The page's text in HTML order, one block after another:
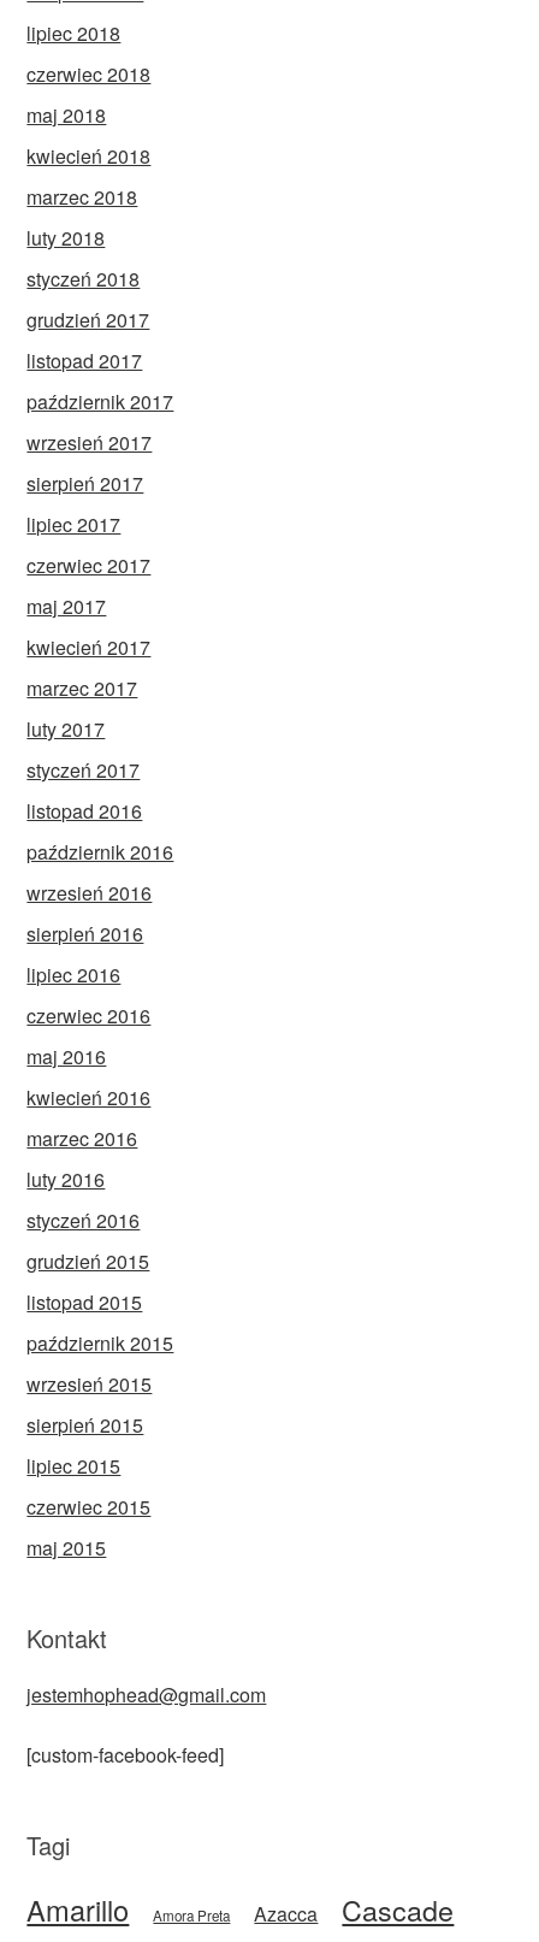
lipiec 2018
czerwiec 2018
maj 2018
kwiecień 2018
marzec 2018
luty 2018
styczeń 2018
grudzień 2017
listopad 2017
październik 2017
wrzesień 2017
sierpień 2017
lipiec 2017
czerwiec 2017
maj 2017
kwiecień 2017
marzec 2017
luty 2017
styczeń 2017
listopad 2016
październik 2016
wrzesień 2016
sierpień 2016
lipiec 2016
czerwiec 2016
maj 2016
kwiecień 2016
marzec 2016
luty 2016
styczeń 2016
grudzień 2015
listopad 2015
październik 2015
wrzesień 2015
sierpień 2015
lipiec 2015
czerwiec 2015
maj 2015
Kontakt
jestemhophead@gmail.com
[custom-facebook-feed]
Tagi
Amarillo Amora Preta Azacca Cascade